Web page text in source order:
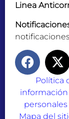
Linea
Política
información
personales
Mapa del